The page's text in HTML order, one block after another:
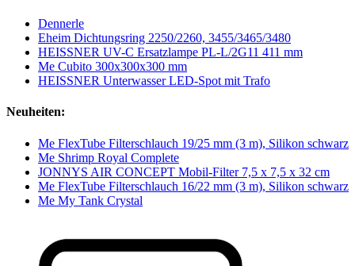
Dennerle
Eheim Dichtungsring 2250/2260, 3455/3465/3480
HEISSNER UV-C Ersatzlampe PL-L/2G11 411 mm
Me Cubito 300x300x300 mm
HEISSNER Unterwasser LED-Spot mit Trafo
Neuheiten:
Me FlexTube Filterschlauch 19/25 mm (3 m), Silikon schwarz
Me Shrimp Royal Complete
JONNYS AIR CONCEPT Mobil-Filter 7,5 x 7,5 x 32 cm
Me FlexTube Filterschlauch 16/22 mm (3 m), Silikon schwarz
Me My Tank Crystal